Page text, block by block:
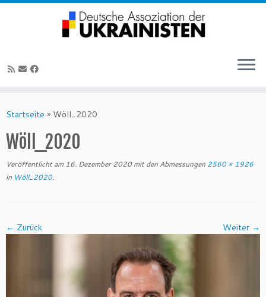
Inhalt
Startseite » Wöll_2020
Wöll_2020
Veröffentlicht am 16. Dezember 2020mit den Abmessungen 2560 × 1926
in Wöll_2020.
← Zurück Weiter →